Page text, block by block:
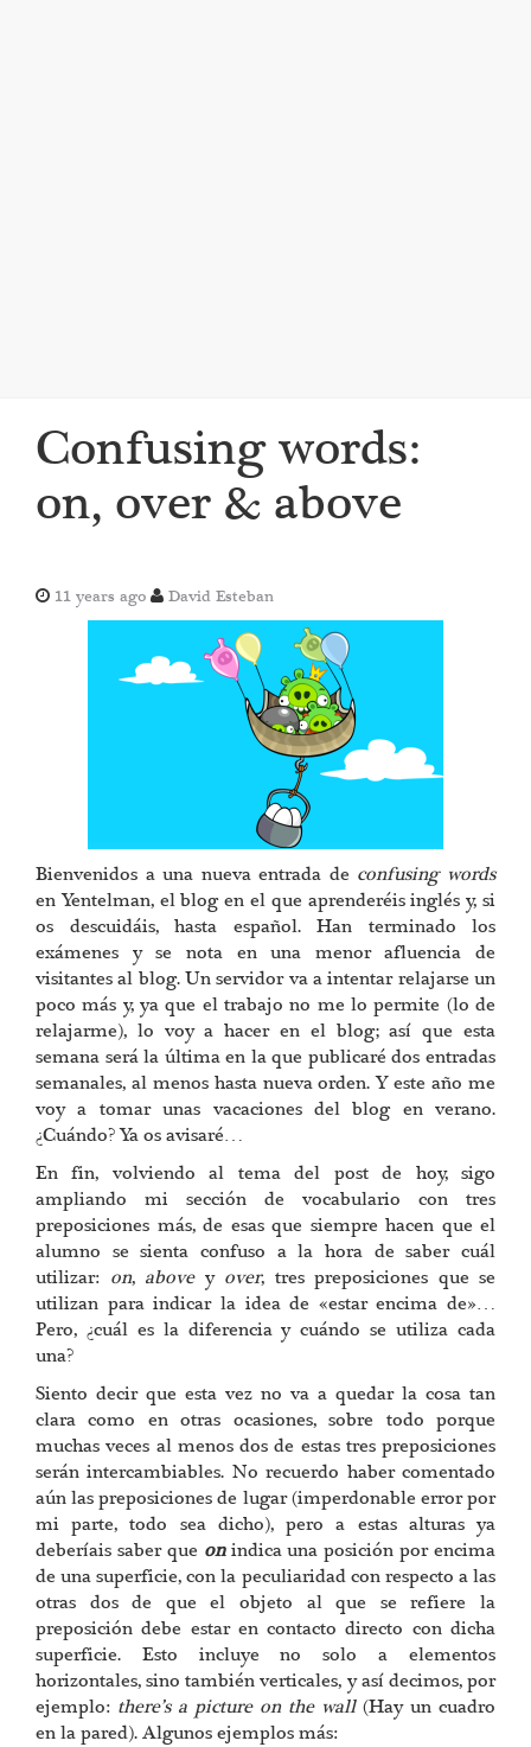
Confusing words:
on, over & above
11 years ago David Esteban
Bienvenidos a una nueva entrada de confusing words
en Yentelman, el blog en el que aprenderéis inglés y, si
os descuidáis, hasta español. Han terminado los
exámenes y se nota en una menor afluencia de
visitantes al blog. Un servidor va a intentar relajarse un
poco más y, ya que el trabajo no me lo permite (lo de
relajarme), lo voy a hacer en el blog; así que esta
semana será la última en la que publicaré dos entradas
semanales, al menos hasta nueva orden. Y este año me
voy a tomar unas vacaciones del blog en verano.
¿Cuándo? Ya os avisaré…
En fin, volviendo al tema del post de hoy, sigo
ampliando mi sección de vocabulario con tres
preposiciones más, de esas que siempre hacen que el
alumno se sienta confuso a la hora de saber cuál
utilizar: on, abovey over, tres preposiciones que se
utilizan para indicar la idea de «estar encima de»…
Pero, ¿cuál es la diferencia y cuándo se utiliza cada
una?
Siento decir que esta vez no va a quedar la cosa tan
clara como en otras ocasiones, sobre todo porque
muchas veces al menos dos de estas tres preposiciones
serán intercambiables. No recuerdo haber comentado
aún las preposiciones de lugar (imperdonable error por
mi parte, todo sea dicho), pero a estas alturas ya
deberíais saber que on indica una posición por encima
de una superficie, con la peculiaridad con respecto a las
otras dos de que el objeto al que se refiere la
preposición debe estar en contacto directo con dicha
superficie. Esto incluye no solo a elementos
horizontales, sino también verticales, y así decimos, por
ejemplo: there’s a picture on the wall(Hay un cuadro
en la pared). Algunos ejemplos más: